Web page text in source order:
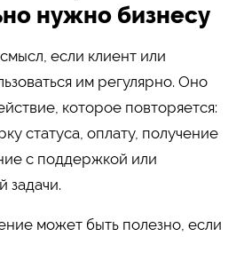
нужно бизнесу
если клиент или
им регулярно. Оно
которое повторяется:
статуса, оплату, получение
с поддержкой или
задачи.
может быть полезно, если